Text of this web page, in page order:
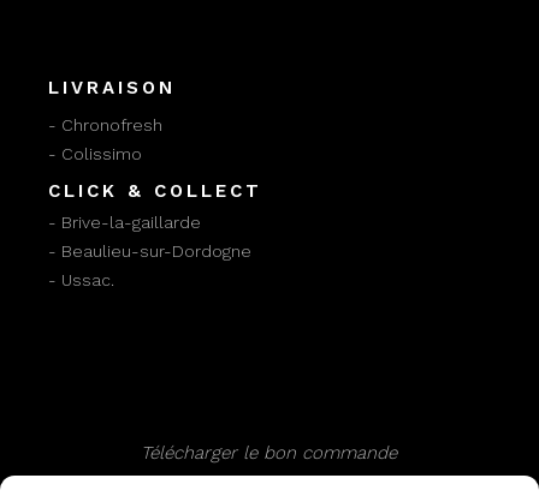
LIVRAISON
- Chronofresh
- Colissimo
CLICK & COLLECT
- Brive-la-gaillarde
- Beaulieu-sur-Dordogne
- Ussac.
Télécharger le bon commande